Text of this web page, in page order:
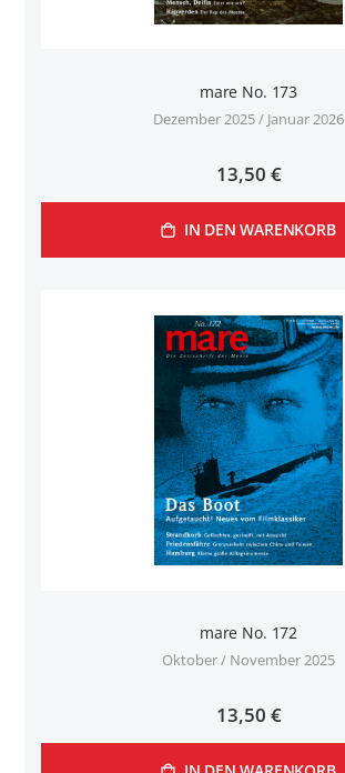
mare No. 173
Dezember 2025 / Januar 2026
13,50 €
IN DEN WARENKORB
mare No. 172
Oktober / November 2025
13,50 €